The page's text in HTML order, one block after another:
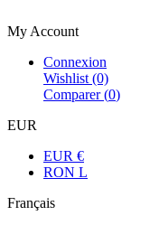
My Account
Connexion
Wishlist (0)
Comparer (0)
EUR
EUR €
RON L
Français